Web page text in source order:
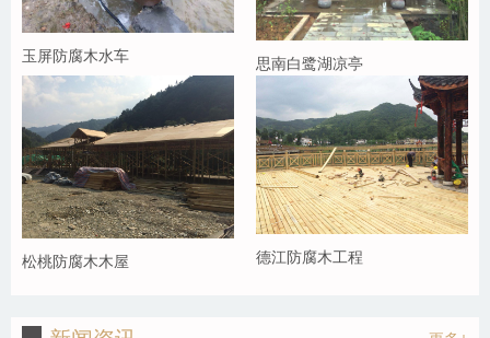
玉屏防腐木水车 思南白鹭湖凉亭
松桃防腐木木屋 德江防腐木工程